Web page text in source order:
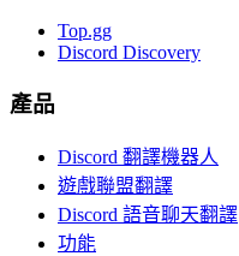
Top.gg
Discord Discovery
產品
Discord 翻譯機器人
遊戲聯盟翻譯
Discord 語音聊天翻譯
功能